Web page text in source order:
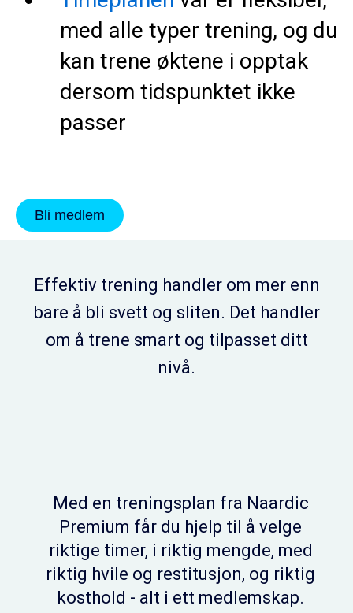
med alle typer trening, og du
kan trene øktene i opptak
dersom tidspunktet ikke
passer
Bli medlem
Effektiv trening handler om mer enn
bare å bli svett og sliten. Det handler
om å trene smart og tilpasset ditt
nivå.
Med en treningsplan fra Naardic
Premium får du hjelp til å velge
riktige timer, i riktig mengde, med
riktig hvile og restitusjon, og riktig
kosthold - alt i ett medlemskap.